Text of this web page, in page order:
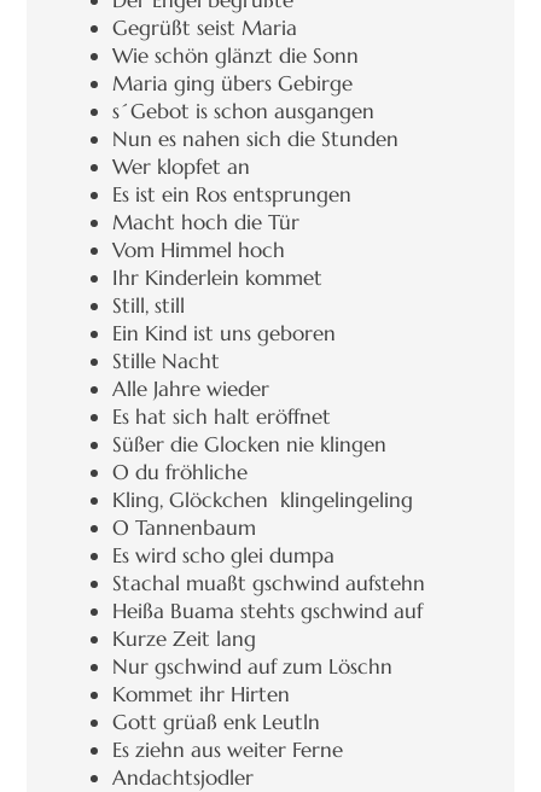
Gegrüßt seist Maria
Wie schön glänzt die Sonn
Maria ging übers Gebirge
s´Gebot is schon ausgangen
Nun es nahen sich die Stunden
Wer klopfet an
Es ist ein Ros entsprungen
Macht hoch die Tür
Vom Himmel hoch
Ihr Kinderlein kommet
Still, still
Ein Kind ist uns geboren
Stille Nacht
Alle Jahre wieder
Es hat sich halt eröffnet
Süßer die Glocken nie klingen
O du fröhliche
Kling, Glöckchen klingelingeling
O Tannenbaum
Es wird scho glei dumpa
Stachal muaßt gschwind aufstehn
Heißa Buama stehts gschwind auf
Kurze Zeit lang
Nur gschwind auf zum Löschn
Kommet ihr Hirten
Gott grüaß enk Leutln
Es ziehn aus weiter Ferne
Andachtsjodler